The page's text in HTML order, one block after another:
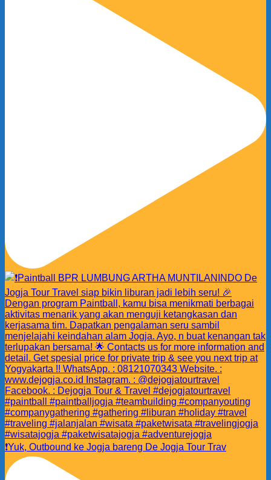
❗️Yuk, Outbound ke Jogja bareng De Jogja Tour Trav